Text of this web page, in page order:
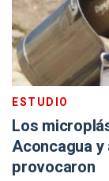
ESTUDIO
Los
Aconcagua
provocaron